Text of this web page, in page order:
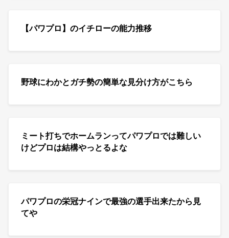
【パワプロ】のイチローの能力推移
野球にわかとガチ勢の簡単な見分け方がこちら
ミート打ちでホームランってパワプロでは難しい
けどプロは結構やっとるよな
パワプロの栄冠ナインで最強の選手出来たから見
てや